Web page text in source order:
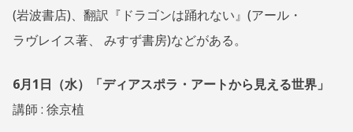
(岩波書店)、翻訳『ドラゴンは踊れない』(アール・
ラヴレイス著、 みすず書房)などがある。
6月1日（水）「ディアスポラ・アートから見える世界」
講師 : 徐京植